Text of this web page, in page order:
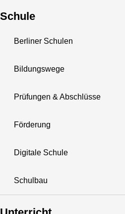
Schule
Berliner Schulen
Bildungswege
Prüfungen & Abschlüsse
Förderung
Digitale Schule
Schulbau